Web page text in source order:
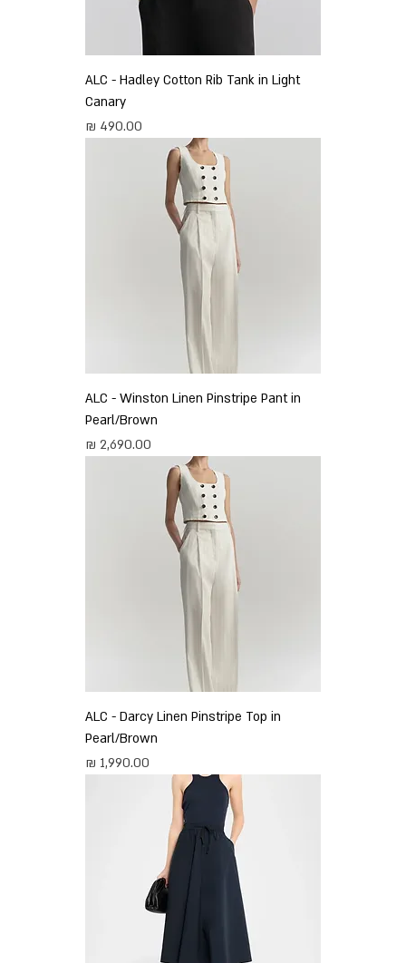
ALC - Hadley Cotton Rib Tank in Light
Canary
מחיר
ALC - Winston Linen Pinstripe Pant in
Pearl/Brown
מחיר
ALC - Darcy Linen Pinstripe Top in
Pearl/Brown
מחיר